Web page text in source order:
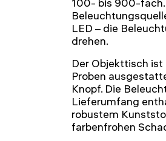
LED – die
drehen.
Der Objekttisch
Proben
Knopf. Die
Lieferumfang
robustem
farbenfrohen